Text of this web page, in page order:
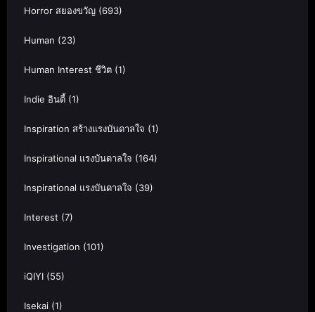
Horror สยองขวัญ (693)
Human (23)
Human Interest ชีวิต (1)
Indie อินดี้ (1)
Inspiration สร้างแรงบันดาลใจ (1)
Inspirational แรงบันดาลใจ (164)
Inspirational แรงบันดาลใจ (39)
Interest (7)
Investigation (101)
iQIYI (55)
Isekai (1)